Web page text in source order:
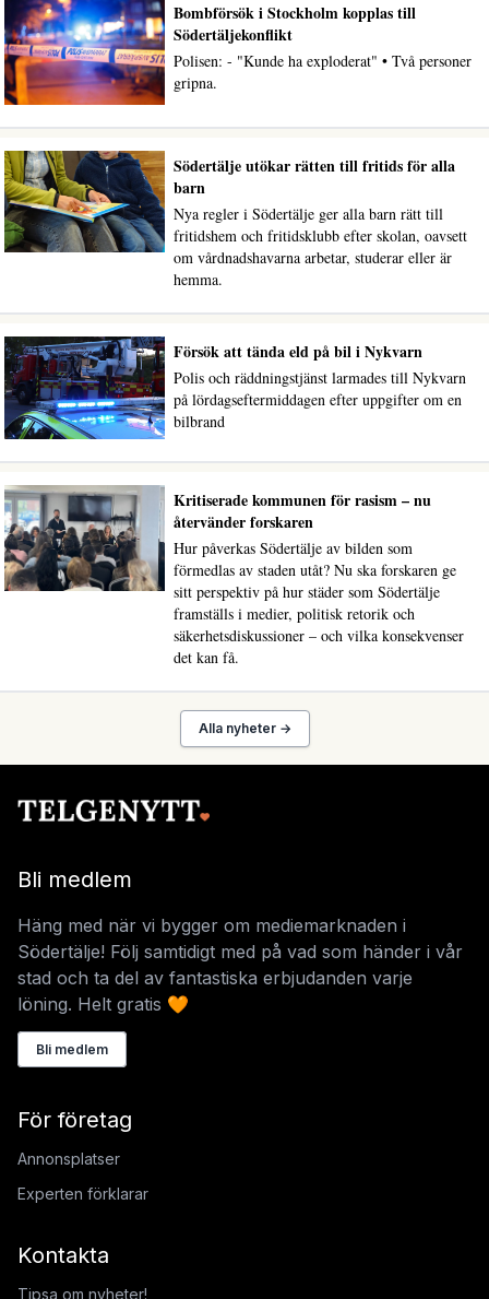
Bombförsök i Stockholm kopplas till
Södertäljekonflikt
Polisen: - "Kunde ha exploderat" • Två personer
gripna.
Södertälje utökar rätten till fritids för alla
barn
Nya regler i Södertälje ger alla barn rätt till
fritidshem och fritidsklubb efter skolan, oavsett
om vårdnadshavarna arbetar, studerar eller är
hemma.
Försök att tända eld på bil i Nykvarn
Polis och räddningstjänst larmades till Nykvarn
på lördagseftermiddagen efter uppgifter om en
bilbrand
Kritiserade kommunen för rasism – nu
återvänder forskaren
Hur påverkas Södertälje av bilden som
förmedlas av staden utåt? Nu ska forskaren ge
sitt perspektiv på hur städer som Södertälje
framställs i medier, politisk retorik och
säkerhetsdiskussioner – och vilka konsekvenser
det kan få.
Alla nyheter →
Bli medlem
Häng med när vi bygger om mediemarknaden i
Södertälje! Följ samtidigt med på vad som händer i vår
stad och ta del av fantastiska erbjudanden varje
löning. Helt gratis 🧡
Bli medlem
För företag
Annonsplatser
Experten förklarar
Kontakta
Tipsa om nyheter!